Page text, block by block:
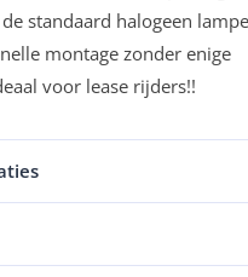
standaard halogeen
montage zonder enige
voor lease rijders!!